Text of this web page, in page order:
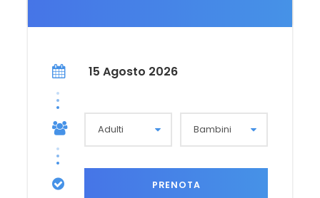
15 Agosto 2026